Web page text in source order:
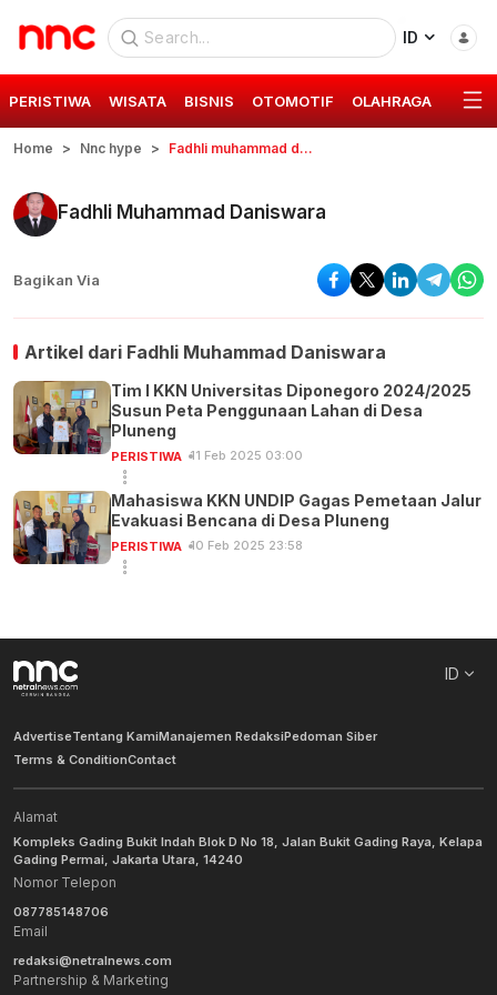
ID
PERISTIWA WISATA BISNIS OTOMOTIF OLAHRAGA GAYA
Home Nnc hype Fadhli muhammad daniswara
Fadhli Muhammad Daniswara
Bagikan Via
Artikel dari Fadhli Muhammad Daniswara
Tim I KKN Universitas Diponegoro 2024/2025
Susun Peta Penggunaan Lahan di Desa
Pluneng
PERISTIWA 11 Feb 2025 03:00
Mahasiswa KKN UNDIP Gagas Pemetaan Jalur
Evakuasi Bencana di Desa Pluneng
PERISTIWA 10 Feb 2025 23:58
ID
AdvertiseTentang KamiManajemen RedaksiPedoman Siber
Terms & ConditionContact
Alamat
Kompleks Gading Bukit Indah Blok D No 18, Jalan Bukit Gading Raya, Kelapa
Gading Permai, Jakarta Utara, 14240
Nomor Telepon
087785148706
Email
redaksi@netralnews.com
Partnership & Marketing